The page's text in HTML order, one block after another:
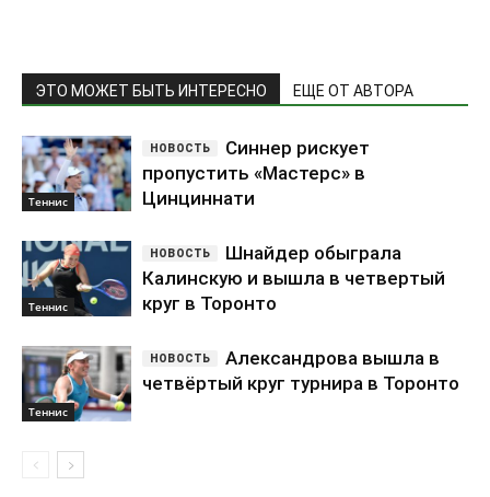
ЭТО МОЖЕТ БЫТЬ ИНТЕРЕСНО ЕЩЕ ОТ АВТОРА
Теннис
Синнер рискует
пропустить «Мастерс» в
Цинциннати
Теннис
Шнайдер обыграла
Калинскую и вышла в четвертый
круг в Торонто
Теннис
Александрова вышла в
четвёртый круг турнира в Торонто